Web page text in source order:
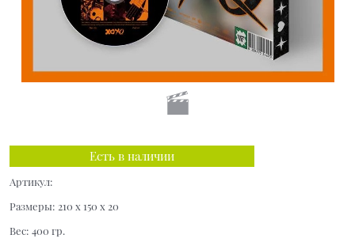
Есть в наличии
Артикул:
Размеры: 210 x 150 x 20
Вес: 400 гр.